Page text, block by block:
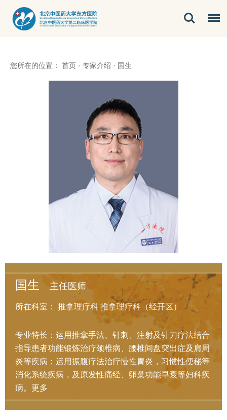
您所在的位置： 首页 · 专家介绍 · 国生
国生 主任医师
所在科室： 推拿理疗科 推拿理疗科（经开区）
专业特长：运用推拿手法、针刺、注射及针刀疗法结合
指导患者功能锻炼治疗颈椎病、腰椎间盘突出症及肩周
炎等疾病；运用振腹疗法治疗慢性胃炎，习惯性便秘等
消化系统疾病，及原发性痛经、卵巢功能早衰等妇科疾
病。 更多